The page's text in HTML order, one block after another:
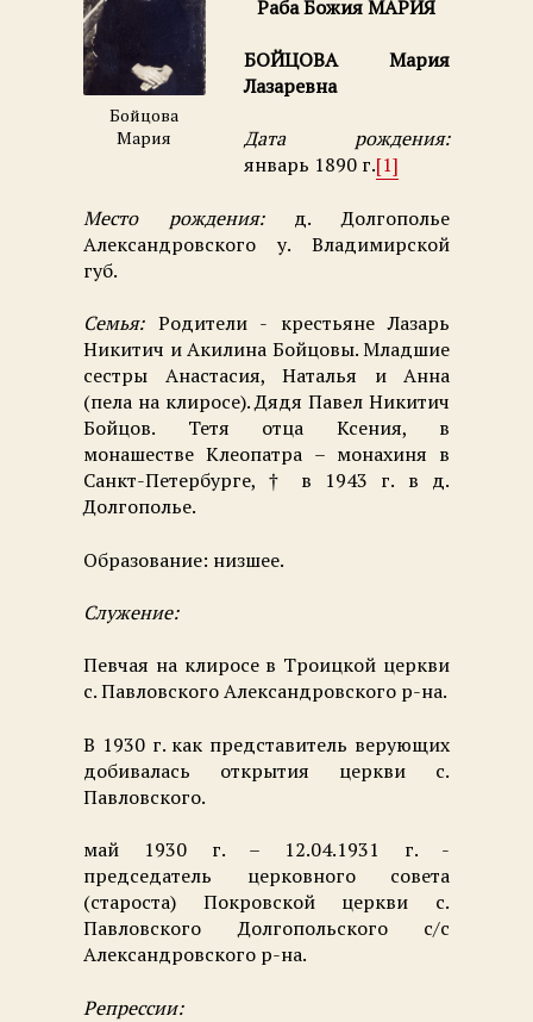
Бойцова
Мария
Раба Божия МАРИЯ
БОЙЦОВА Мария
Лазаревна
Дата рождения:
январь 1890 г.[1]
Место рождения: д. Долгополье
Александровского у. Владимирской
губ.
Семья: Родители - крестьяне Лазарь
Никитич и Акилина Бойцовы. Младшие
сестры Анастасия, Наталья и Анна
(пела на клиросе). Дядя Павел Никитич
Бойцов. Тетя отца Ксения, в
монашестве Клеопатра – монахиня в
Санкт-Петербурге, † в 1943 г. в д.
Долгополье.
Образование: низшее.
Служение:
Певчая на клиросе в Троицкой церкви
с. Павловского Александровского р-на.
В 1930 г. как представитель верующих
добивалась открытия церкви с.
Павловского.
май 1930 г. – 12.04.1931 г. -
председатель церковного совета
(староста) Покровской церкви с.
Павловского Долгопольского с/с
Александровского р-на.
Репрессии: